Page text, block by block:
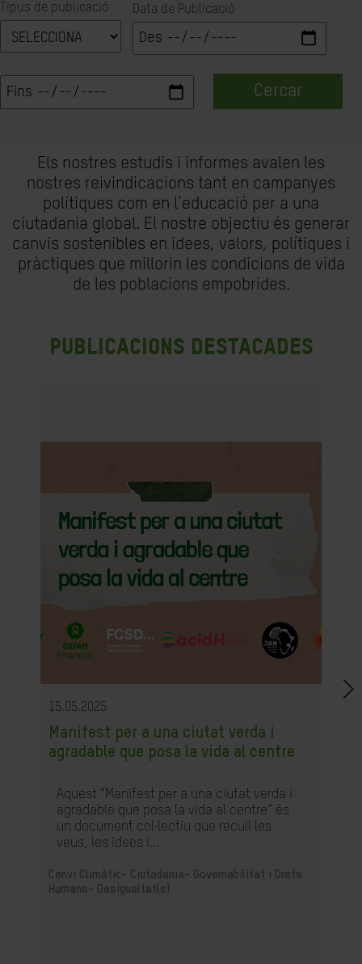
Tipus de publicació Data de Publicació
Cercar
Els nostres estudis i informes avalen les
nostres reivindicacions tant en campanyes
polítiques com en l'educació per a una
ciutadania global. El nostre objectiu és generar
canvis sostenibles en idees, valors, polítiques i
pràctiques que millorin les condicions de vida
de les poblacions empobrides.
Publicacions destacades
15.05.2025
Manifest per a una ciutat verda i
agradable que posa la vida al centre
Aquest “Manifest per a una ciutat verda i
agradable que posa la vida al centre” és
un document col·lectiu que recull les
veus, les idees i...
Canvi Climàtic-
Ciutadania- Governabilitat i Drets
Humans-
Desigualtat(s)